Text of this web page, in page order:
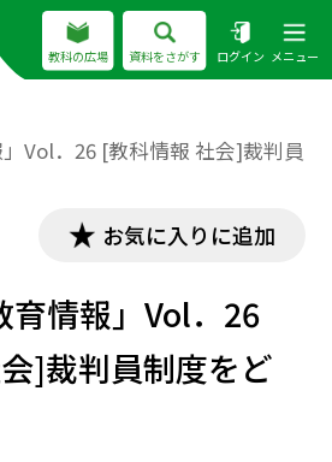
教科の広場 資料をさがす ログイン メニュー
Vol．26 [教科情報 社会]裁判員
お気に入りに追加
育情報」Vol．26
]裁判員制度をど